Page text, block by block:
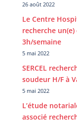
26 août 2022
Le Centre
recherche
3h/semaine
5 mai 2022
SERCEL
soudeur H/F à
5 mai 2022
L’étude
associé